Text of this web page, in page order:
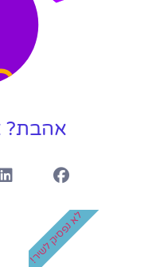
קליפ בר
אהבת?
לא נפסיק לשיר!